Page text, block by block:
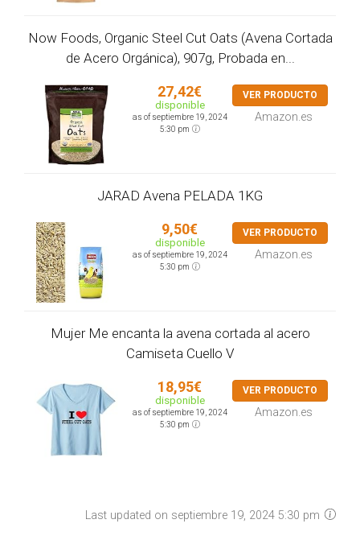
Now Foods, Organic Steel Cut Oats (Avena Cortada
de Acero Orgánica), 907g, Probada en...
27,42€
disponible
as of septiembre 19, 2024
5:30 pm
VER PRODUCTO
Amazon.es
JARAD Avena PELADA 1KG
9,50€
disponible
as of septiembre 19, 2024
5:30 pm
VER PRODUCTO
Amazon.es
Mujer Me encanta la avena cortada al acero
Camiseta Cuello V
18,95€
disponible
as of septiembre 19, 2024
5:30 pm
VER PRODUCTO
Amazon.es
Last updated on septiembre 19, 2024 5:30 pm